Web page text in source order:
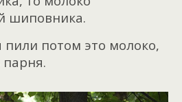
шиповника.
потом это молоко,